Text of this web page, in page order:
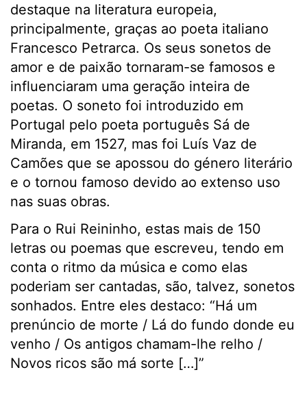
destaque na literatura europeia,
principalmente, graças ao poeta italiano
Francesco Petrarca. Os seus sonetos de
amor e de paixão tornaram-se famosos e
influenciaram uma geração inteira de
poetas. O soneto foi introduzido em
Portugal pelo poeta português Sá de
Miranda, em 1527, mas foi Luís Vaz de
Camões que se apossou do género literário
e o tornou famoso devido ao extenso uso
nas suas obras.
Para o Rui Reininho, estas mais de 150
letras ou poemas que escreveu, tendo em
conta o ritmo da música e como elas
poderiam ser cantadas, são, talvez, sonetos
sonhados. Entre eles destaco: “Há um
prenúncio de morte / Lá do fundo donde eu
venho / Os antigos chamam-lhe relho /
Novos ricos são má sorte […]”